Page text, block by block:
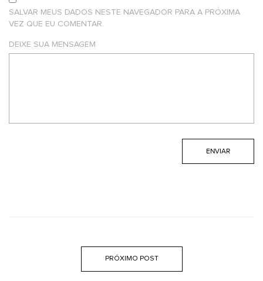
SALVAR MEUS DADOS NESTE NAVEGADOR PARA A PRÓXIMA
VEZ QUE EU COMENTAR.
DEIXE SUA MENSAGEM
PRÓXIMO POST